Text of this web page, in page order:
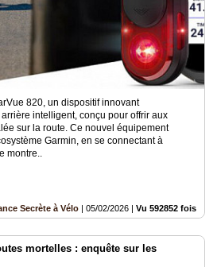
820, un dispositif innovant
intelligent, conçu pour offrir aux
sur la route. Ce nouvel équipement
Garmin, en se connectant à
montre..
Secrète à Vélo | 05/02/2026 | Vu 592852 fois
mortelles : enquête sur les